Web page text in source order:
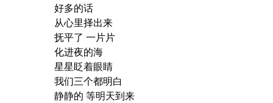
好多的话
从心里择出来
抚平了 一片片
化进夜的海
星星眨着眼睛
我们三个都明白
静静的 等明天到来